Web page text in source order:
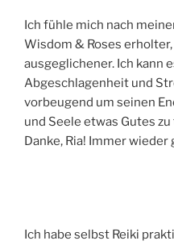
Ich fühle mich nach
Wisdom & Roses
ausgeglichener. Ich kann
Abgeschlagenheit und
vorbeugend um seinen
und Seele etwas Gutes
Danke, Ria! Immer wieder
Ich habe selbst Reiki